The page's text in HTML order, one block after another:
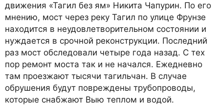
движения «Тагил без ям» Никита Чапурин. По его
мнению, мост через реку Тагил по улице Фрунзе
находится в неудовлетворительном состоянии и
нуждается в срочной реконструкции. Последний
раз мост обследовали четыре года назад. С тех
пор ремонт моста так и не начался. Ежедневно
там проезжают тысячи тагильчан. В случае
обрушения будут повреждены трубопроводы,
которые снабжают Выю теплом и водой.